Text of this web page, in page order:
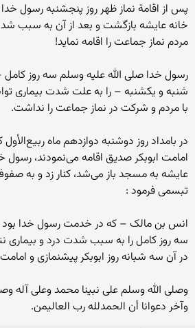
پس از اقامة نماز ظهر روز پنجشنبه رسول
خانه عایشه بازگشت و بعد از آن به سبب
مردم نماز جماعت را اقامه نماید!
رسول خدا صلی الله علیه وسلم سه روز
شنبه و یکشنبه – را به علت شدت بیماری
با مردم و شرکت در نماز جماعت را نداشت.
در بامداد روز دوشنبه دوازدهم ماه
امامت ابوبکر صدیق اقامه می‌نمودند، رسول
عایشه به مسجد باز می‌شد، کنار زد و به صفوف
تبسمی فرمود :
انس بن مالک – که در خدمت رسول خدا
سه روز کامل را به سبب شدت درد و بیماری
در آن سه شبانه روز ابوبکر پیشنمازی و
وصلی الله وسلم علی نبینا محمد وعلی آله
وآخر دعوانا أن الحمدلله رب العالیمن.‏